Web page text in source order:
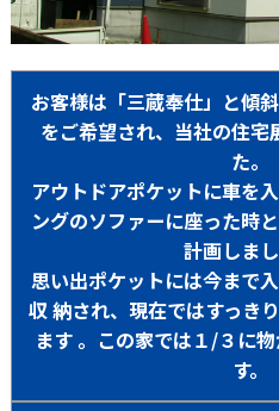
お客様は「三蔵奉仕」と傾
をご希望され、当社の住宅
た。
アウトドアポケットに車を
ングのソファーに座った時
計画しまし
思い出ポケットには今まで
収 納され、現在ではすっき
ます 。この家では１/３に
す。